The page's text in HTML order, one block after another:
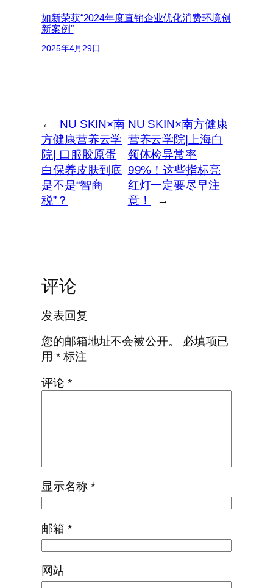
如新荣获“2024年度直销企业优化消费环境创
新案例”
2025年4月29日
←
NU SKIN×南
方健康营养云学
院| 口服胶原蛋
白保养皮肤到底
是不是“智商
税”？
NU SKIN×南方健康
营养云学院|上海白
领体检异常率
99%！这些指标亮
红灯一定要尽早注
意！
→
评论
发表回复
您的邮箱地址不会被公开。
必填项已
用 *标注
评论 *
显示名称 *
邮箱 *
网站